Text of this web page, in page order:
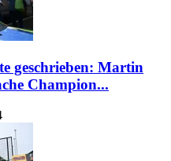
geschrieben: Martin
Champion...